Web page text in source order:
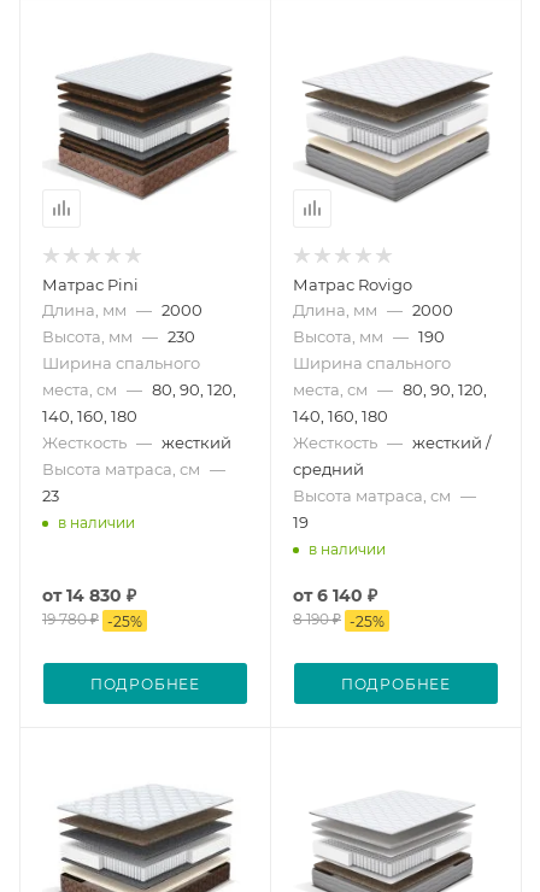
Матрас Pini
Длина, мм — 2000
Высота, мм — 230
Ширина спального
места, см — 80, 90, 120,
140, 160, 180
Жесткость — жесткий
Высота матраса, см —
23
в наличии
от14 830 ₽
19 780 ₽ -25%
ПОДРОБНЕЕ
Матрас Rovigo
Длина, мм — 2000
Высота, мм — 190
Ширина спального
места, см — 80, 90, 120,
140, 160, 180
Жесткость — жесткий /
средний
Высота матраса, см —
19
в наличии
от6 140 ₽
8 190 ₽ -25%
ПОДРОБНЕЕ